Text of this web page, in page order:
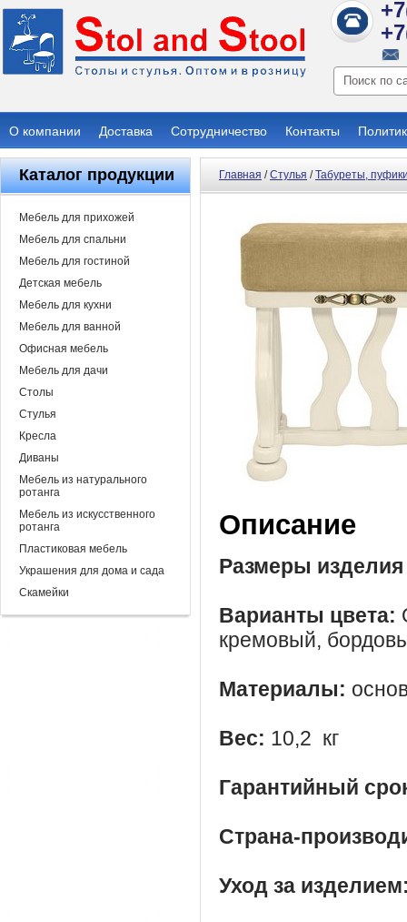
О компании Доставка Сотрудничество Контакты
Каталог продукции
Мебель для прихожей
Мебель для спальни
Мебель для гостиной
Детская мебель
Мебель для кухни
Мебель для ванной
Офисная мебель
Мебель для дачи
Столы
Стулья
Кресла
Диваны
Мебель из натурального
ротанга
Мебель из искусственного
ротанга
Пластиковая мебель
Украшения для дома и сада
Скамейки
Главная /Стулья /Табуреты,
Описание
Размеры
Варианты цвета:
кремовый,
Материалы:
Вес: 10,2 кг
Гарантийный
Страна-
Уход за